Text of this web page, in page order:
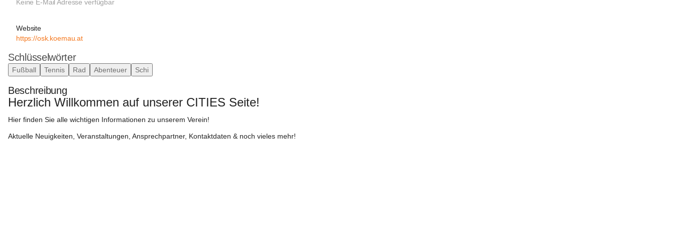
Keine E-Mail Adresse verfügbar
Website
https://osk.koemau.at
Schlüsselwörter
Fußball Tennis Rad Abenteuer Schi
Beschreibung
Herzlich Willkommen auf unserer CITIES Seite!
Hier finden Sie alle wichtigen Informationen zu unserem Verein!
Aktuelle Neuigkeiten, Veranstaltungen, Ansprechpartner, Kontaktdaten & noch vieles mehr!